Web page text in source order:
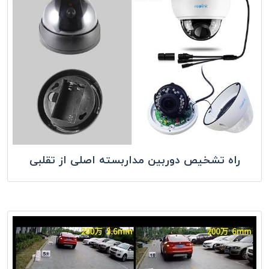
راه تشخیص دوربین مداربسته اصلی از تقلبی